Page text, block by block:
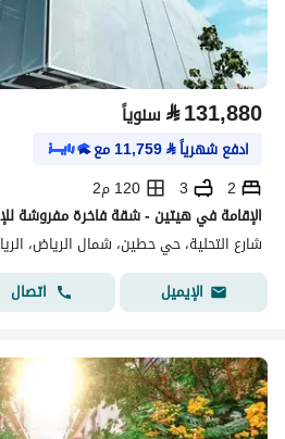
⃁131,880 سنوياً
ادفع شهرياً⃁
11,759مع
2
3
120 م2
الإقامة في هيتين - شقة فاخرة مفروشة
شارع التحلية، حي حطين، شمال الرياض،
الإيميل
اتصال